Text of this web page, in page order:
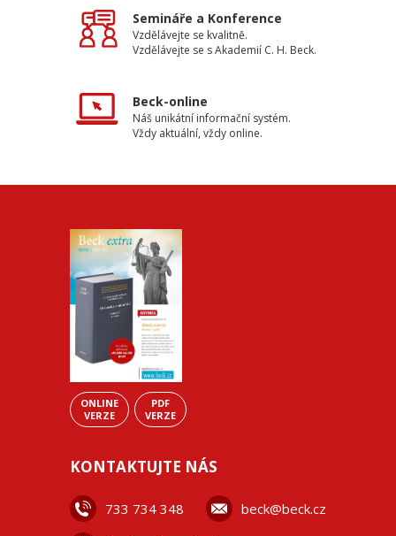
Semináře a Konference
Vzdělávejte se kvalitně.
Vzdělávejte se s Akademií C. H. Beck.
Beck-online
Náš unikátní informační systém.
Vždy aktuální, vždy online.
ONLINE
VERZE
PDF
VERZE
KONTAKTUJTE NÁS
733 734 348 beck@beck.cz